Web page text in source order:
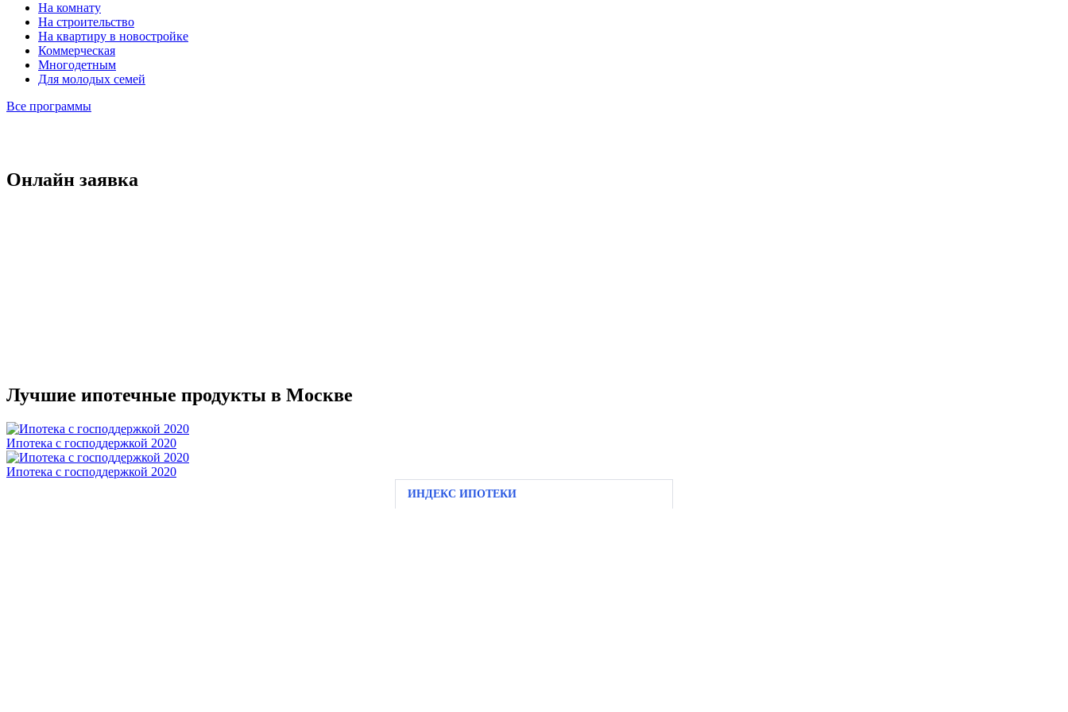
На комнату
На строительство
На квартиру в новостройке
Коммерческая
Многодетным
Для молодых семей
Все программы
Онлайн заявка
Лучшие ипотечные продукты в Москве
Ипотека с господдержкой 2020
Ипотека с господдержкой 2020
ИНДЕКС ИПОТЕКИ